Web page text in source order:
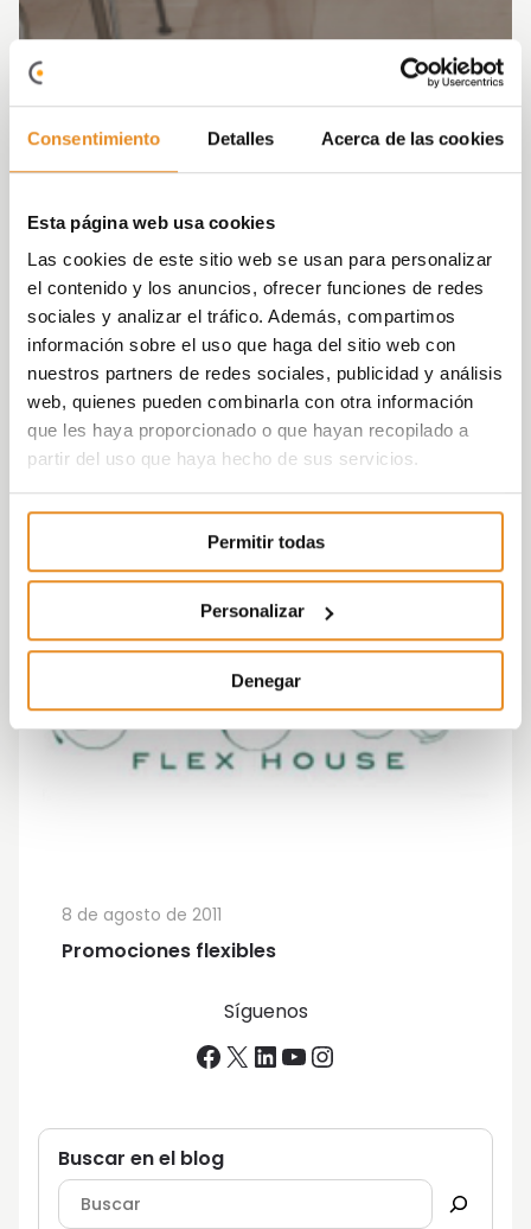
Consentimiento Detalles Acerca de las cookies
Esta página web usa cookies
Las cookies de este sitio web se usan para personalizar
el contenido y los anuncios, ofrecer funciones de redes
sociales y analizar el tráfico. Además, compartimos
información sobre el uso que haga del sitio web con
nuestros partners de redes sociales, publicidad y análisis
web, quienes pueden combinarla con otra información
que les haya proporcionado o que hayan recopilado a
partir del uso que haya hecho de sus servicios.
Permitir todas
Personalizar
Denegar
Promociones flexibles
8 de agosto de 2011
Síguenos
Facebook
X LinkedIn
YouTube
Instagram
Buscar en el blog